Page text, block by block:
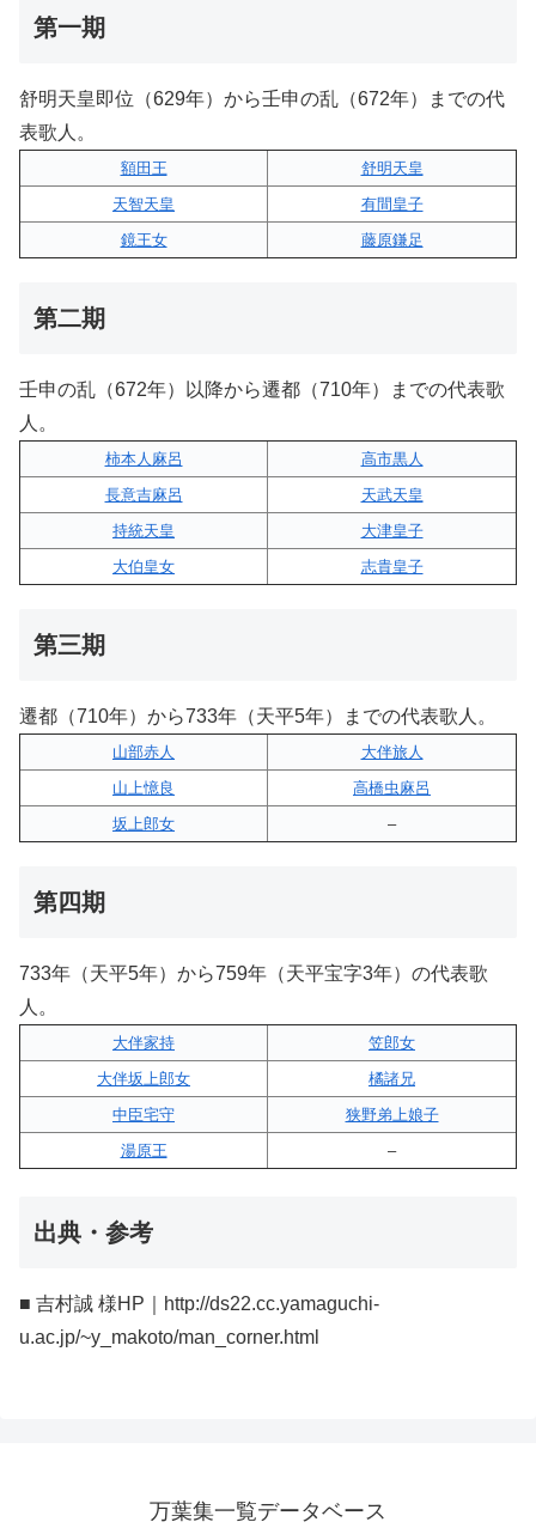
第一期
舒明天皇即位（629年）から壬申の乱（672年）までの代
表歌人。
額田王
舒明天皇
天智天皇
有間皇子
鏡王女
藤原鎌足
第二期
壬申の乱（672年）以降から遷都（710年）までの代表歌
人。
柿本人麻呂
高市黒人
長意吉麻呂
天武天皇
持統天皇
大津皇子
大伯皇女
志貴皇子
第三期
遷都（710年）から733年（天平5年）までの代表歌人。
山部赤人
大伴旅人
山上憶良
高橋虫麻呂
坂上郎女
–
第四期
733年（天平5年）から759年（天平宝字3年）の代表歌
人。
大伴家持
笠郎女
大伴坂上郎女
橘諸兄
中臣宅守
狭野弟上娘子
湯原王
–
出典・参考
■ 吉村誠 様HP｜http://ds22.cc.yamaguchi-
u.ac.jp/~y_makoto/man_corner.html
万葉集一覧データベース